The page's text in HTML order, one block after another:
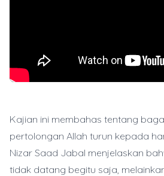
Kajian ini membahas tentang
pertolongan Allah turun kepada
Nizar Saad Jabal menjelaskan
tidak datang begitu saja,